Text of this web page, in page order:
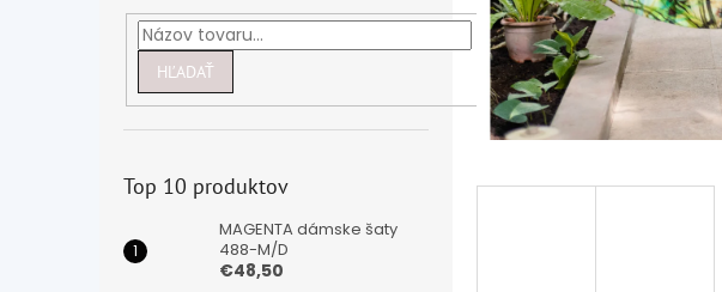
HĽADAŤ
Top 10 produktov
MAGENTA dámske šaty
488-M/D
€48,50